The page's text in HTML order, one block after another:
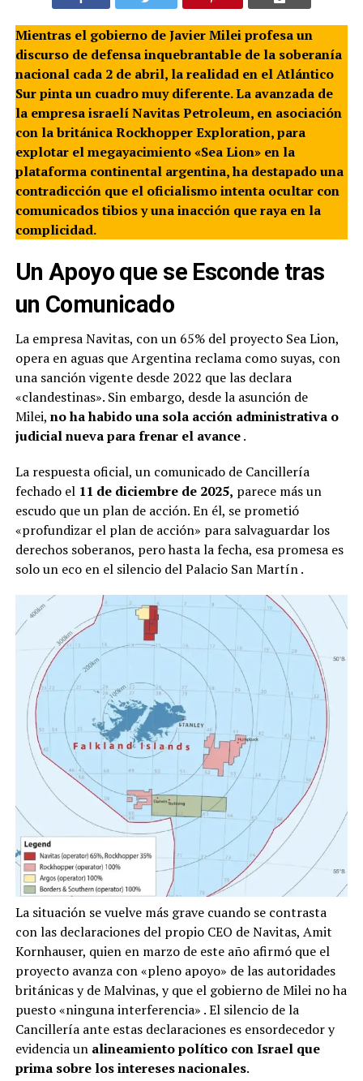
Mientras el gobierno de Javier Milei profesa un
discurso de defensa inquebrantable de la soberanía
nacional cada 2 de abril, la realidad en el Atlántico
Sur pinta un cuadro muy diferente. La avanzada de
la empresa israelí Navitas Petroleum, en asociación
con la británica Rockhopper Exploration, para
explotar el megayacimiento «Sea Lion» en la
plataforma continental argentina, ha destapado una
contradicción que el oficialismo intenta ocultar con
comunicados tibios y una inacción que raya en la
complicidad.
Un Apoyo que se Esconde tras
un Comunicado
La empresa Navitas, con un 65% del proyecto Sea Lion,
opera en aguas que Argentina reclama como suyas, con
una sanción vigente desde 2022 que las declara
«clandestinas». Sin embargo, desde la asunción de
Milei, no ha habido una sola acción administrativa o
judicial nueva para frenar el avance.
La respuesta oficial, un comunicado de Cancillería
fechado el 11 de diciembre de 2025, parece más un
escudo que un plan de acción. En él, se prometió
«profundizar el plan de acción» para salvaguardar los
derechos soberanos, pero hasta la fecha, esa promesa es
solo un eco en el silencio del Palacio San Martín.
La situación se vuelve más grave cuando se contrasta
con las declaraciones del propio CEO de Navitas, Amit
Kornhauser, quien en marzo de este año afirmó que el
proyecto avanza con «pleno apoyo» de las autoridades
británicas y de Malvinas, y que el gobierno de Milei no ha
puesto «ninguna interferencia» . El silencio de la
Cancillería ante estas declaraciones es ensordecedor y
evidencia un alineamiento político con Israel que
prima sobre los intereses nacionales.